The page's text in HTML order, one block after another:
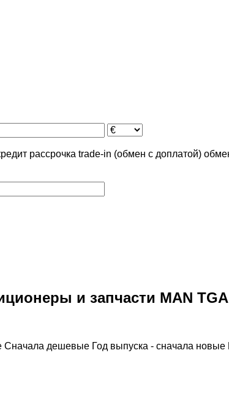
рассрочка trade-in (обмен с доплатой)
и запчасти MAN TGA
Сначала дешевые Год выпуска - сначала новые